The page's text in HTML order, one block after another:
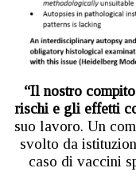
“Il nostro
rischi e gli effetti
suo lavoro. Un
svolto da
caso di vaccini